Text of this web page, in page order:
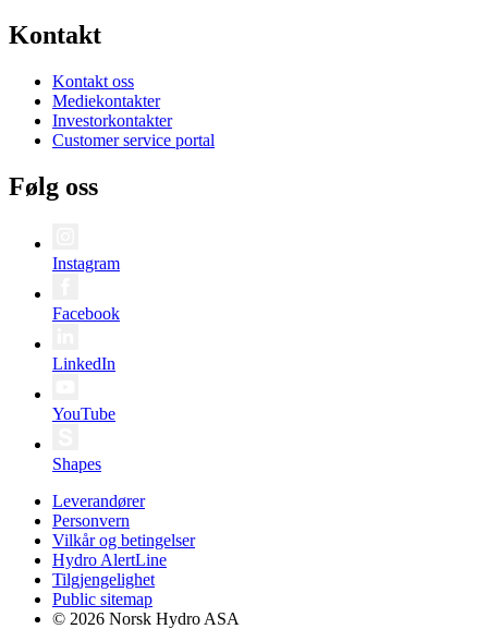
Kontakt
Kontakt oss
Mediekontakter
Investorkontakter
Customer service portal
Følg oss
Instagram
Facebook
LinkedIn
YouTube
Shapes
Leverandører
Personvern
Vilkår og betingelser
Hydro AlertLine
Tilgjengelighet
Public sitemap
© 2026 Norsk Hydro ASA